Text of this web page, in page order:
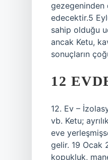
gezegeninden
edecektir.5
sahip olduğu
ancak Ketu,
sonuçların
12
12. Ev –
vb. Ketu;
eve
gelir. 19 Ocak
kopukluk,